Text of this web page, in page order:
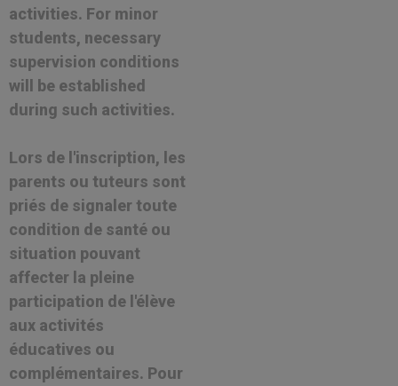
activities. For minor
students, necessary
supervision conditions
will be established
during such activities.
Lors de l'inscription, les
parents ou tuteurs sont
priés de signaler toute
condition de santé ou
situation pouvant
affecter la pleine
participation de l'élève
aux activités
éducatives ou
complémentaires. Pour